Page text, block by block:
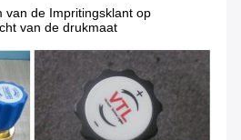
van de Impritingsklant op
van de drukmaat